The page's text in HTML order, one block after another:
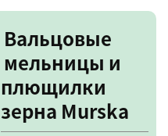
Вальцовые
мельницы и
плющилки
зерна Murska